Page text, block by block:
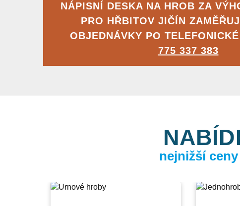
NÁPISNÍ DESKA NA HROB ZA
PRO HŘBITOV JIČÍN
OBJEDNÁVKY PO
775 337 383
nejnižší